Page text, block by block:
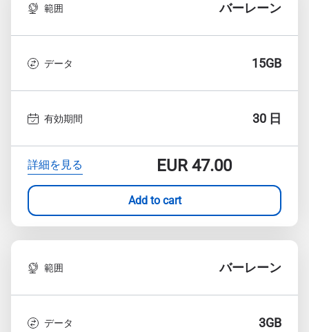
範囲 バーレーン
データ 15GB
有効期間 30 日
詳細を見る EUR47.00
Add to cart
範囲 バーレーン
データ 3GB